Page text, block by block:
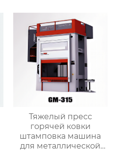
Тяжелый пресс
горячей ковки
штамповка машина
для металлической